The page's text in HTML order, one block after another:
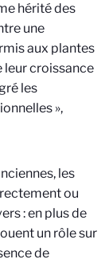
hérité des
une
aux plantes
leur croissance
les
»,
les
ou
: en plus de
un rôle sur
de